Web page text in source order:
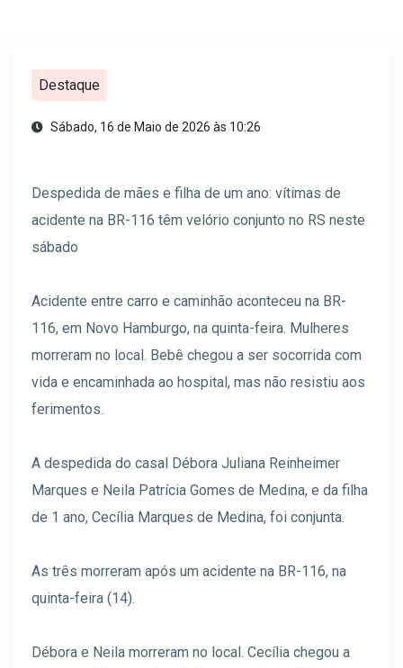
Destaque
Sábado, 16 de Maio de 2026 às 10:26
Despedida de mães e filha de um ano: vítimas de
acidente na BR-116 têm velório conjunto no RS neste
sábado
Acidente entre carro e caminhão aconteceu na BR-
116, em Novo Hamburgo, na quinta-feira. Mulheres
morreram no local. Bebê chegou a ser socorrida com
vida e encaminhada ao hospital, mas não resistiu aos
ferimentos.
A despedida do casal Débora Juliana Reinheimer
Marques e Neila Patrícia Gomes de Medina, e da filha
de 1 ano, Cecília Marques de Medina, foi conjunta.
As três morreram após um acidente na BR-116, na
quinta-feira (14).
Débora e Neila morreram no local. Cecília chegou a